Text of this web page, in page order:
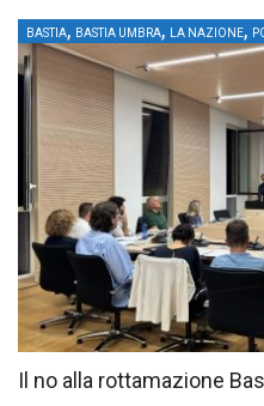
BASTIA, BASTIA UMBRA, LA NAZIONE,
Il no alla rottamazione